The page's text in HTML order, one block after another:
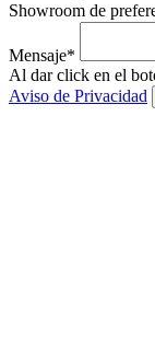
Showroom de
Mensaje*
Al dar click en el
Aviso de Privacidad